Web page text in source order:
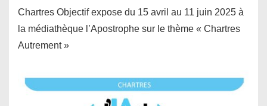
Chartres Objectif expose du 15 avril au 11 juin 2025 à
la médiathèque l’Apostrophe sur le thème « Chartres
Autrement »